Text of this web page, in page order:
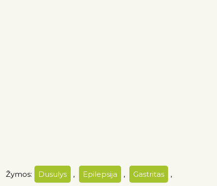
Žymos: Dusulys , Epilepsija , Gastritas ,